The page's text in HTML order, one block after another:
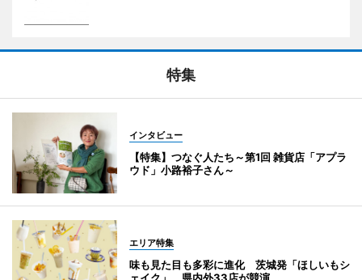
特集
インタビュー
【特集】つなぐ人たち～第1回 雑貨店「アプラ
ウド」小路裕子さん～
エリア特集
味も見た目も多彩に進化 茨城発「ほしいもシ
ェイク」 県内外33店が競演